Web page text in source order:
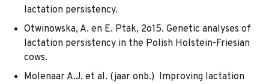
lactation persistency.
Otwinowska, A. en E. Ptak, 2o15. Genetic analyses of
lactation persistency in the Polish Holstein-Friesian
cows.
Molenaar A.J. et al. (jaar onb.) Improving lactation